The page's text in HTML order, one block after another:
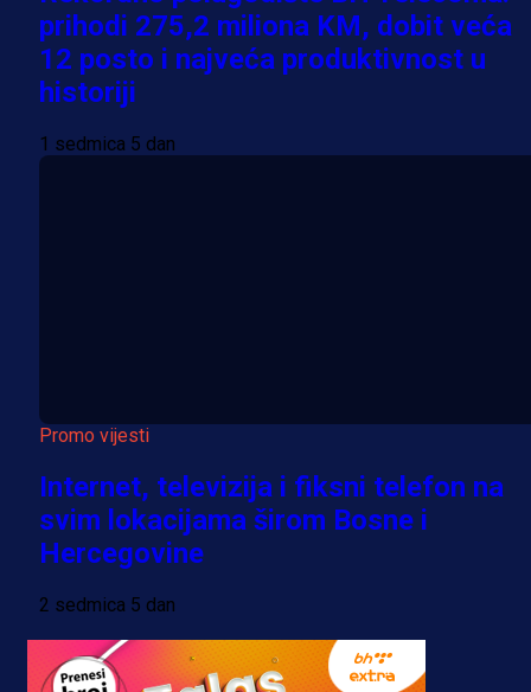
prihodi 275,2 miliona KM, dobit veća
12 posto i najveća produktivnost u
historiji
1 sedmica 5 dan
Promo vijesti
Internet, televizija i fiksni telefon na
svim lokacijama širom Bosne i
Hercegovine
2 sedmica 5 dan